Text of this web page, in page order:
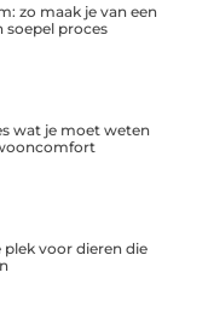
zo maak je van een
soepel proces
wat je moet weten
plek voor dieren die